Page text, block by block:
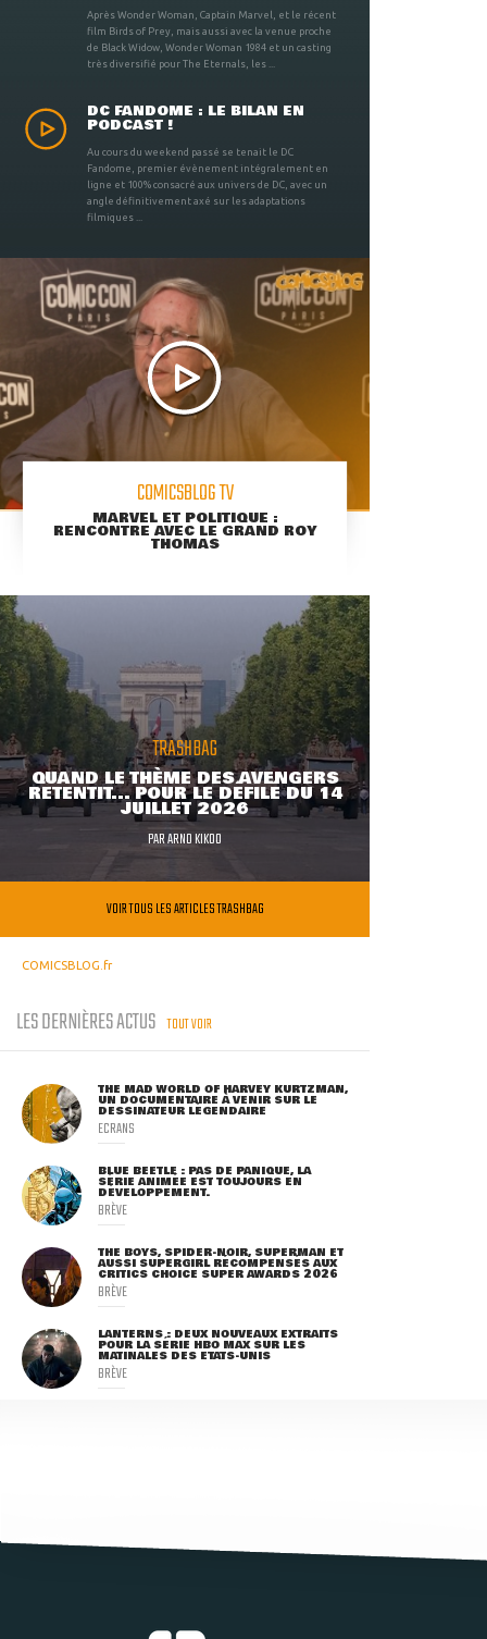
Après Wonder Woman, Captain Marvel, et le récent
film Birds of Prey, mais aussi avec la venue proche
de Black Widow, Wonder Woman 1984 et un casting
très diversifié pour The Eternals, les ...
DC FANDOME : LE BILAN EN
PODCAST !
Au cours du weekend passé se tenait le DC
Fandome, premier évènement intégralement en
ligne et 100% consacré aux univers de DC, avec un
angle définitivement axé sur les adaptations
filmiques ...
COMICSBLOG TV
MARVEL ET POLITIQUE :
RENCONTRE AVEC LE GRAND ROY
THOMAS
TRASHBAG
QUAND LE THÈME DES AVENGERS
RETENTIT... POUR LE DÉFILÉ DU 14
JUILLET 2026
PARARNO KIKOO
VOIR TOUS LES ARTICLES TRASHBAG
COMICSBLOG.fr
LES DERNIÈRES ACTUS TOUT VOIR
THE MAD WORLD OF HARVEY KURTZMAN,
UN DOCUMENTAIRE À VENIR SUR LE
DESSINATEUR LÉGENDAIRE
ECRANS
BLUE BEETLE : PAS DE PANIQUE, LA
SÉRIE ANIMÉE EST TOUJOURS EN
DÉVELOPPEMENT.
BRÈVE
THE BOYS, SPIDER-NOIR, SUPERMAN ET
AUSSI SUPERGIRL RÉCOMPENSÉS AUX
CRITICS CHOICE SUPER AWARDS 2026
BRÈVE
LANTERNS : DEUX NOUVEAUX EXTRAITS
POUR LA SÉRIE HBO MAX SUR LES
MATINALES DES ETATS-UNIS
BRÈVE